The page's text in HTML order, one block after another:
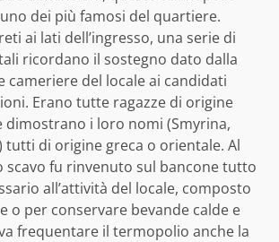
dei più famosi del quartiere.
ai lati dell’ingresso, una serie di
ricordano il sostegno dato dalla
cameriere del locale ai candidati
Erano tutte ragazze di origine
dimostrano i loro nomi (Smyrina,
tutti di origine greca o orientale. Al
scavo fu rinvenuto sul bancone tutto
all’attività del locale, composto
o per conservare bevande calde e
frequentare il termopolio anche la